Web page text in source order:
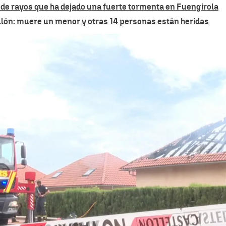
rayos que ha dejado una fuerte tormenta en Fuengirola
muere un menor y otras 14 personas están heridas
WhatsappFacebook
X Linkedin